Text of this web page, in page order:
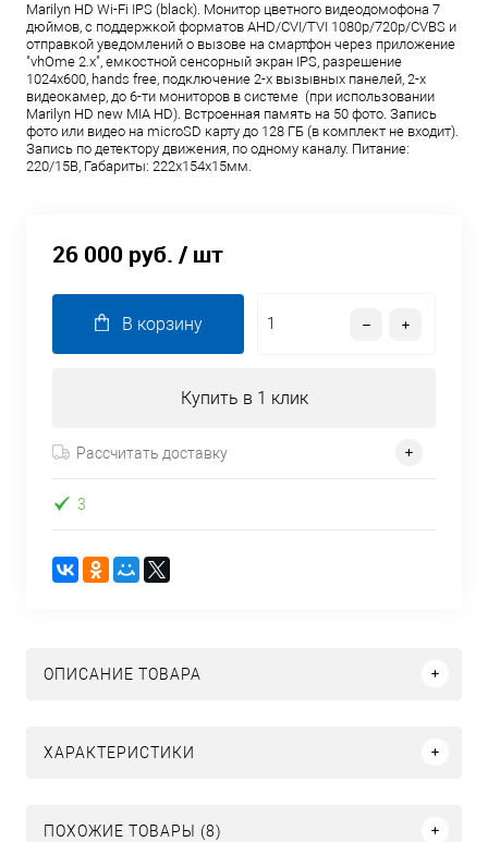
Marilyn HD Wi-Fi IPS (black). Монитор цветного видеодомофона 7
дюймов, с поддержкой форматов AHD/CVI/TVI 1080р/720p/CVBS и
отправкой уведомлений о вызове на смартфон через приложение
"vhOme 2.x", емкостной сенсорный экран IPS, разрешение
1024х600, hands free, подключение 2-х вызывных панелей, 2-х
видеокамер, до 6-ти мониторов в системе (при использовании
Marilyn HD new MIA HD). Встроенная память на 50 фото. Запись
фото или видео на microSD карту до 128 ГБ (в комплект не входит).
Запись по детектору движения, по одному каналу. Питание:
220/15В, Габариты: 222х154х15мм.
26 000 руб. / шт
В корзину
Купить в 1 клик
Рассчитать доставку
3
ОПИСАНИЕ ТОВАРА
ХАРАКТЕРИСТИКИ
ПОХОЖИЕ ТОВАРЫ (8)